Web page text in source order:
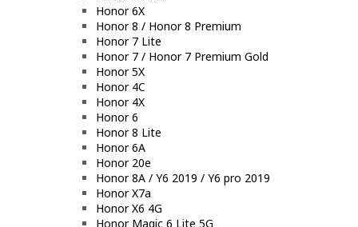
Honor 6X
Honor 8 / Honor 8 Premium
Honor 7 Lite
Honor 7 / Honor 7 Premium Gold
Honor 5X
Honor 4C
Honor 4X
Honor 6
Honor 8 Lite
Honor 6A
Honor 20e
Honor 8A / Y6 2019 / Y6 pro 2019
Honor X7a
Honor X6 4G
Honor Magic 6 Lite 5G